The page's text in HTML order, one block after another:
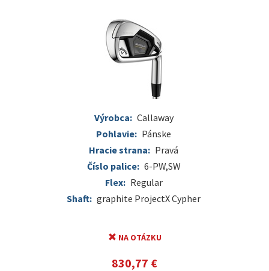
Výrobca: Callaway
Pohlavie: Pánske
Hracie strana: Pravá
Číslo palice: 6-PW,SW
Flex: Regular
Shaft: graphite ProjectX Cypher
NA OTÁZKU
830,77 €